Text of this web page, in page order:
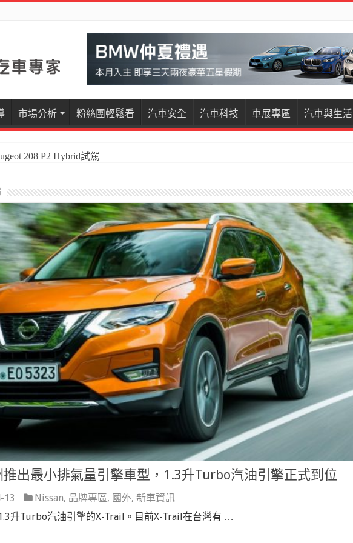
市場分析 粉絲團輕鬆看 汽車安全 汽車科技 車展專區 汽車與生活
208 P2 Hybrid試駕
出最小排氣量引擎車型，1.3升Turbo汽油引擎正式到位
13 Nissan, 品牌專區, 國外, 新車資訊
升Turbo汽油引擎的X-Trail。目前X-Trail在台灣有 …